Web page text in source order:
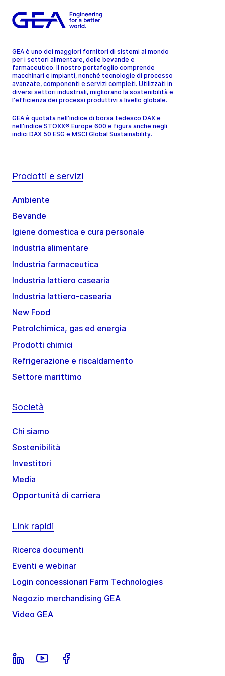
GEA è uno dei maggiori fornitori di sistemi al mondo
per i settori alimentare, delle bevande e
farmaceutico. Il nostro portafoglio comprende
macchinari e impianti, nonché tecnologie di processo
avanzate, componenti e servizi completi. Utilizzati in
diversi settori industriali, migliorano la sostenibilità e
l'efficienza dei processi produttivi a livello globale.
GEA è quotata nell'indice di borsa tedesco DAX e
nell'indice STOXX® Europe 600 e figura anche negli
indici DAX 50 ESG e MSCI Global Sustainability.
Prodotti e servizi
Ambiente
Bevande
Igiene domestica e cura personale
Industria alimentare
Industria farmaceutica
Industria lattiero casearia
Industria lattiero-casearia
New Food
Petrolchimica, gas ed energia
Prodotti chimici
Refrigerazione e riscaldamento
Settore marittimo
Società
Chi siamo
Sostenibilità
Investitori
Media
Opportunità di carriera
Link rapidi
Ricerca documenti
Eventi e webinar
Login concessionari Farm Technologies
Negozio merchandising GEA
Video GEA